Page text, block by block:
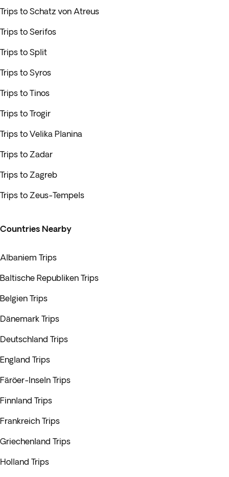
Trips to Schatz von Atreus
Trips to Serifos
Trips to Split
Trips to Syros
Trips to Tinos
Trips to Trogir
Trips to Velika Planina
Trips to Zadar
Trips to Zagreb
Trips to Zeus-Tempels
Countries Nearby
Albaniem Trips
Baltische Republiken Trips
Belgien Trips
Dänemark Trips
Deutschland Trips
England Trips
Färöer-Inseln Trips
Finnland Trips
Frankreich Trips
Griechenland Trips
Holland Trips